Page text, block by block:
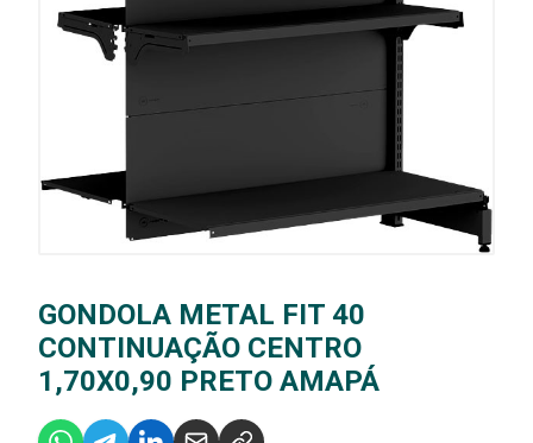
GONDOLA METAL FIT 40
CONTINUAÇÃO CENTRO
1,70X0,90 PRETO AMAPÁ